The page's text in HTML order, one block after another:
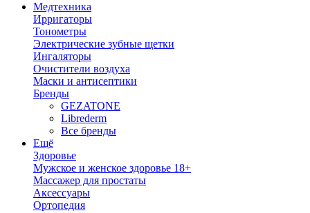
Медтехника
Ирригаторы
Тонометры
Электрические зубные щетки
Ингаляторы
Очистители воздуха
Маски и антисептики
Бренды
GEZATONE
Librederm
Все бренды
Ещё
Здоровье
Мужское и женское здоровье 18+
Массажер для простаты
Аксессуары
Ортопедия